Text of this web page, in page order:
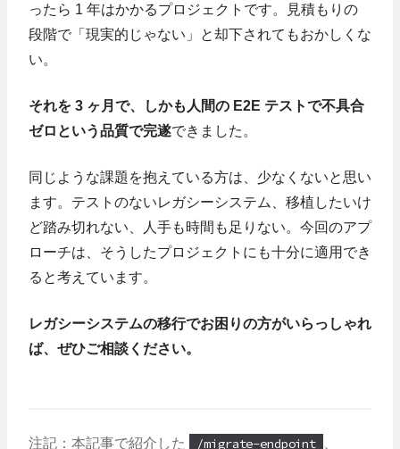
ったら 1 年はかかるプロジェクトです。見積もりの
段階で「現実的じゃない」と却下されてもおかしくな
い。
それを 3 ヶ月で、しかも人間の E2E テストで不具合
ゼロという品質で完遂できました。
同じような課題を抱えている方は、少なくないと思い
ます。テストのないレガシーシステム、移植したいけ
ど踏み切れない、人手も時間も足りない。今回のアプ
ローチは、そうしたプロジェクトにも十分に適用でき
ると考えています。
レガシーシステムの移行でお困りの方がいらっしゃれ
ば、ぜひご相談ください。
注記：本記事で紹介した /migrate-endpoint